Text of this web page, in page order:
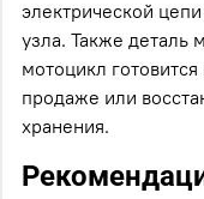
электрической
узла. Также деталь
мотоцикл
продаже или
хранения.